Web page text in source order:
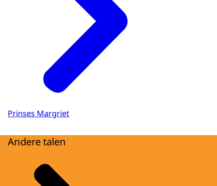
Prinses Margriet
Andere talen